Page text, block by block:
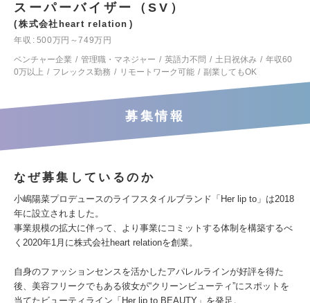
スーパーバイザー（SV）
株式会社heart relation
年収
500万円～749万円
ベンチャー企業
管理職・マネジャー 英語力不問 土日祝休み
年収60
0万以上
フレックス勤務 リモートワーク可能 副業してもOK
募集情報
なぜ募集しているのか
小嶋陽菜プロデュースのライフスタイルブランド「Her lip to」は2018
年に設立されました。
事業規模の拡大に伴って、より事業にコミットする体制を構築するべ
く2020年1月に株式会社heart relationを創業。
自身のファッションセンスを活かしたアパレルラインが好評を得た
後、美容フリークでもある彼女が“クリーンビューティ”にスポットを
当てたビューティライン「Her lip to BEAUTY」を発足。